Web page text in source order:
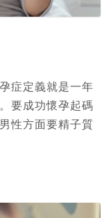
症定義就是一年
要成功懷孕起碼
性方面要精子質